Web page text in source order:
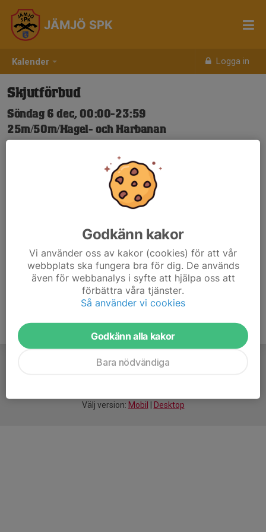
Kalender Logga in
JÄMJÖ SPK
Skjutförbud
Söndag 6 dec, 00:00-23:59
25m/50m/Hagel- och Harbanan
Nya Skjuttider-igen.pdf
Välj version: Mobil Desktop
Godkänn kakor
Vi använder oss av kakor (cookies) för att vår
webbplats ska fungera bra för dig. De används
även för webbanalys i syfte att hjälpa oss att
förbättra våra tjänster.
Så använder vi cookies
Godkänn alla kakor
Bara nödvändiga